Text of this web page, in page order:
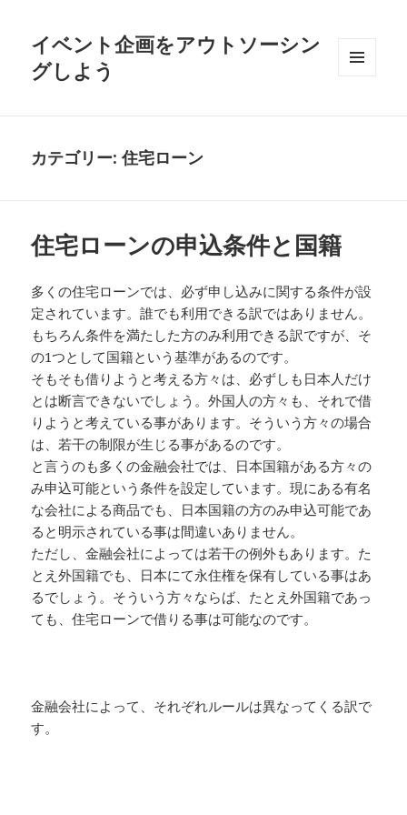
イベント企画をアウトソーシン
グしよう
カテゴリー:住宅ローン
住宅ローンの申込条件と国籍
多くの住宅ローンでは、必ず申し込みに関する条件が設
定されています。誰でも利用できる訳ではありません。
もちろん条件を満たした方のみ利用できる訳ですが、そ
の1つとして国籍という基準があるのです。
そもそも借りようと考える方々は、必ずしも日本人だけ
とは断言できないでしょう。外国人の方々も、それで借
りようと考えている事があります。そういう方々の場合
は、若干の制限が生じる事があるのです。
と言うのも多くの金融会社では、日本国籍がある方々の
み申込可能という条件を設定しています。現にある有名
な会社による商品でも、日本国籍の方のみ申込可能であ
ると明示されている事は間違いありません。
ただし、金融会社によっては若干の例外もあります。た
とえ外国籍でも、日本にて永住権を保有している事はあ
るでしょう。そういう方々ならば、たとえ外国籍であっ
ても、住宅ローンで借りる事は可能なのです。
金融会社によって、それぞれルールは異なってくる訳で
す。